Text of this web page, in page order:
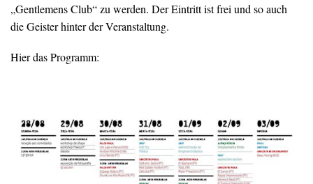
„Gentlemens Club“ zu werden. Der Eintritt ist frei und so auch
die Geister hinter der Veranstaltung.
Hier das Programm: